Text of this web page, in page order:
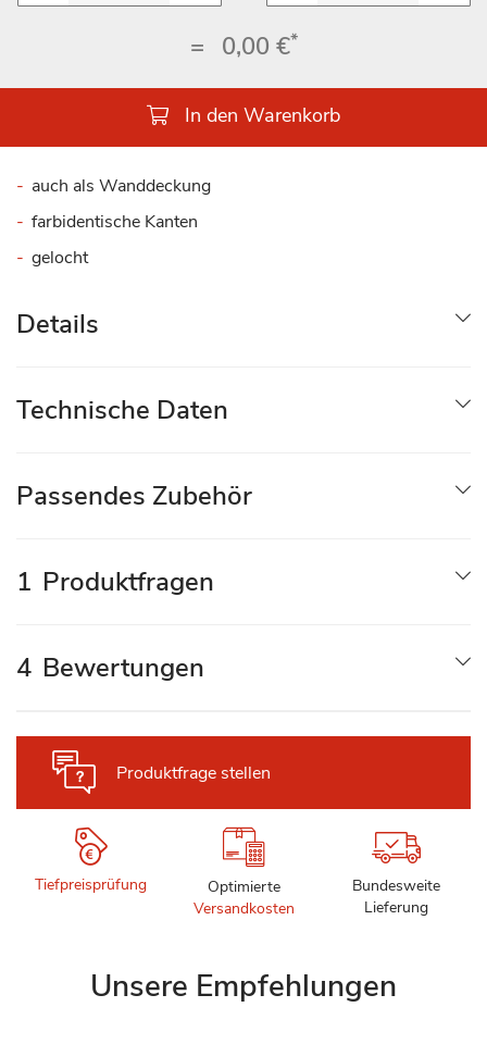
= 0,00 €*
In den Warenkorb
auch als Wanddeckung
farbidentische Kanten
gelocht
Produktfrage stellen
Tiefpreisprüfung
Optimierte
Versandkosten
Bundesweite
Lieferung
Details
Technische Daten
Passendes Zubehör
1 Produktfragen
4 Bewertungen
Unsere Empfehlungen